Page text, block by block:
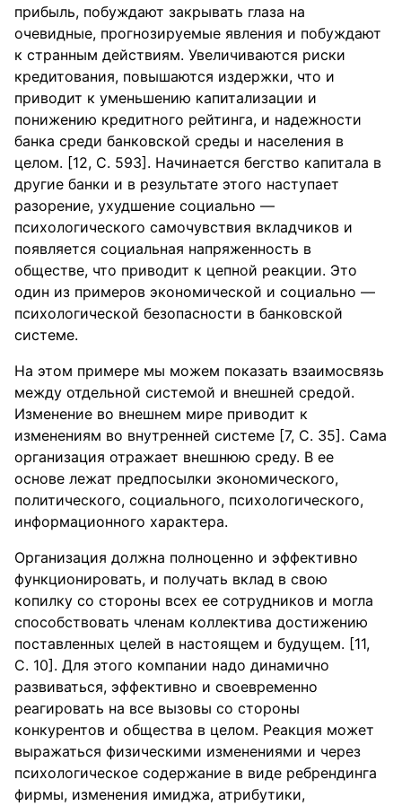
прибыль, побуждают закрывать глаза на
очевидные, прогнозируемые явления и побуждают
к странным действиям. Увеличиваются риски
кредитования, повышаются издержки, что и
приводит к уменьшению капитализации и
понижению кредитного рейтинга, и надежности
банка среди банковской среды и населения в
целом. [12, С. 593]. Начинается бегство капитала в
другие банки и в результате этого наступает
разорение, ухудшение социально —
психологического самочувствия вкладчиков и
появляется социальная напряженность в
обществе, что приводит к цепной реакции. Это
один из примеров экономической и социально —
психологической безопасности в банковской
системе.
На этом примере мы можем показать взаимосвязь
между отдельной системой и внешней средой.
Изменение во внешнем мире приводит к
изменениям во внутренней системе [7, С. 35]. Сама
организация отражает внешнюю среду. В ее
основе лежат предпосылки экономического,
политического, социального, психологического,
информационного характера.
Организация должна полноценно и эффективно
функционировать, и получать вклад в свою
копилку со стороны всех ее сотрудников и могла
способствовать членам коллектива достижению
поставленных целей в настоящем и будущем. [11,
С. 10]. Для этого компании надо динамично
развиваться, эффективно и своевременно
реагировать на все вызовы со стороны
конкурентов и общества в целом. Реакция может
выражаться физическими изменениями и через
психологическое содержание в виде ребрендинга
фирмы, изменения имиджа, атрибутики,